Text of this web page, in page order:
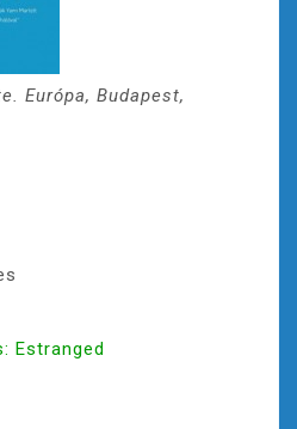
Európa, Budapest,
Estranged